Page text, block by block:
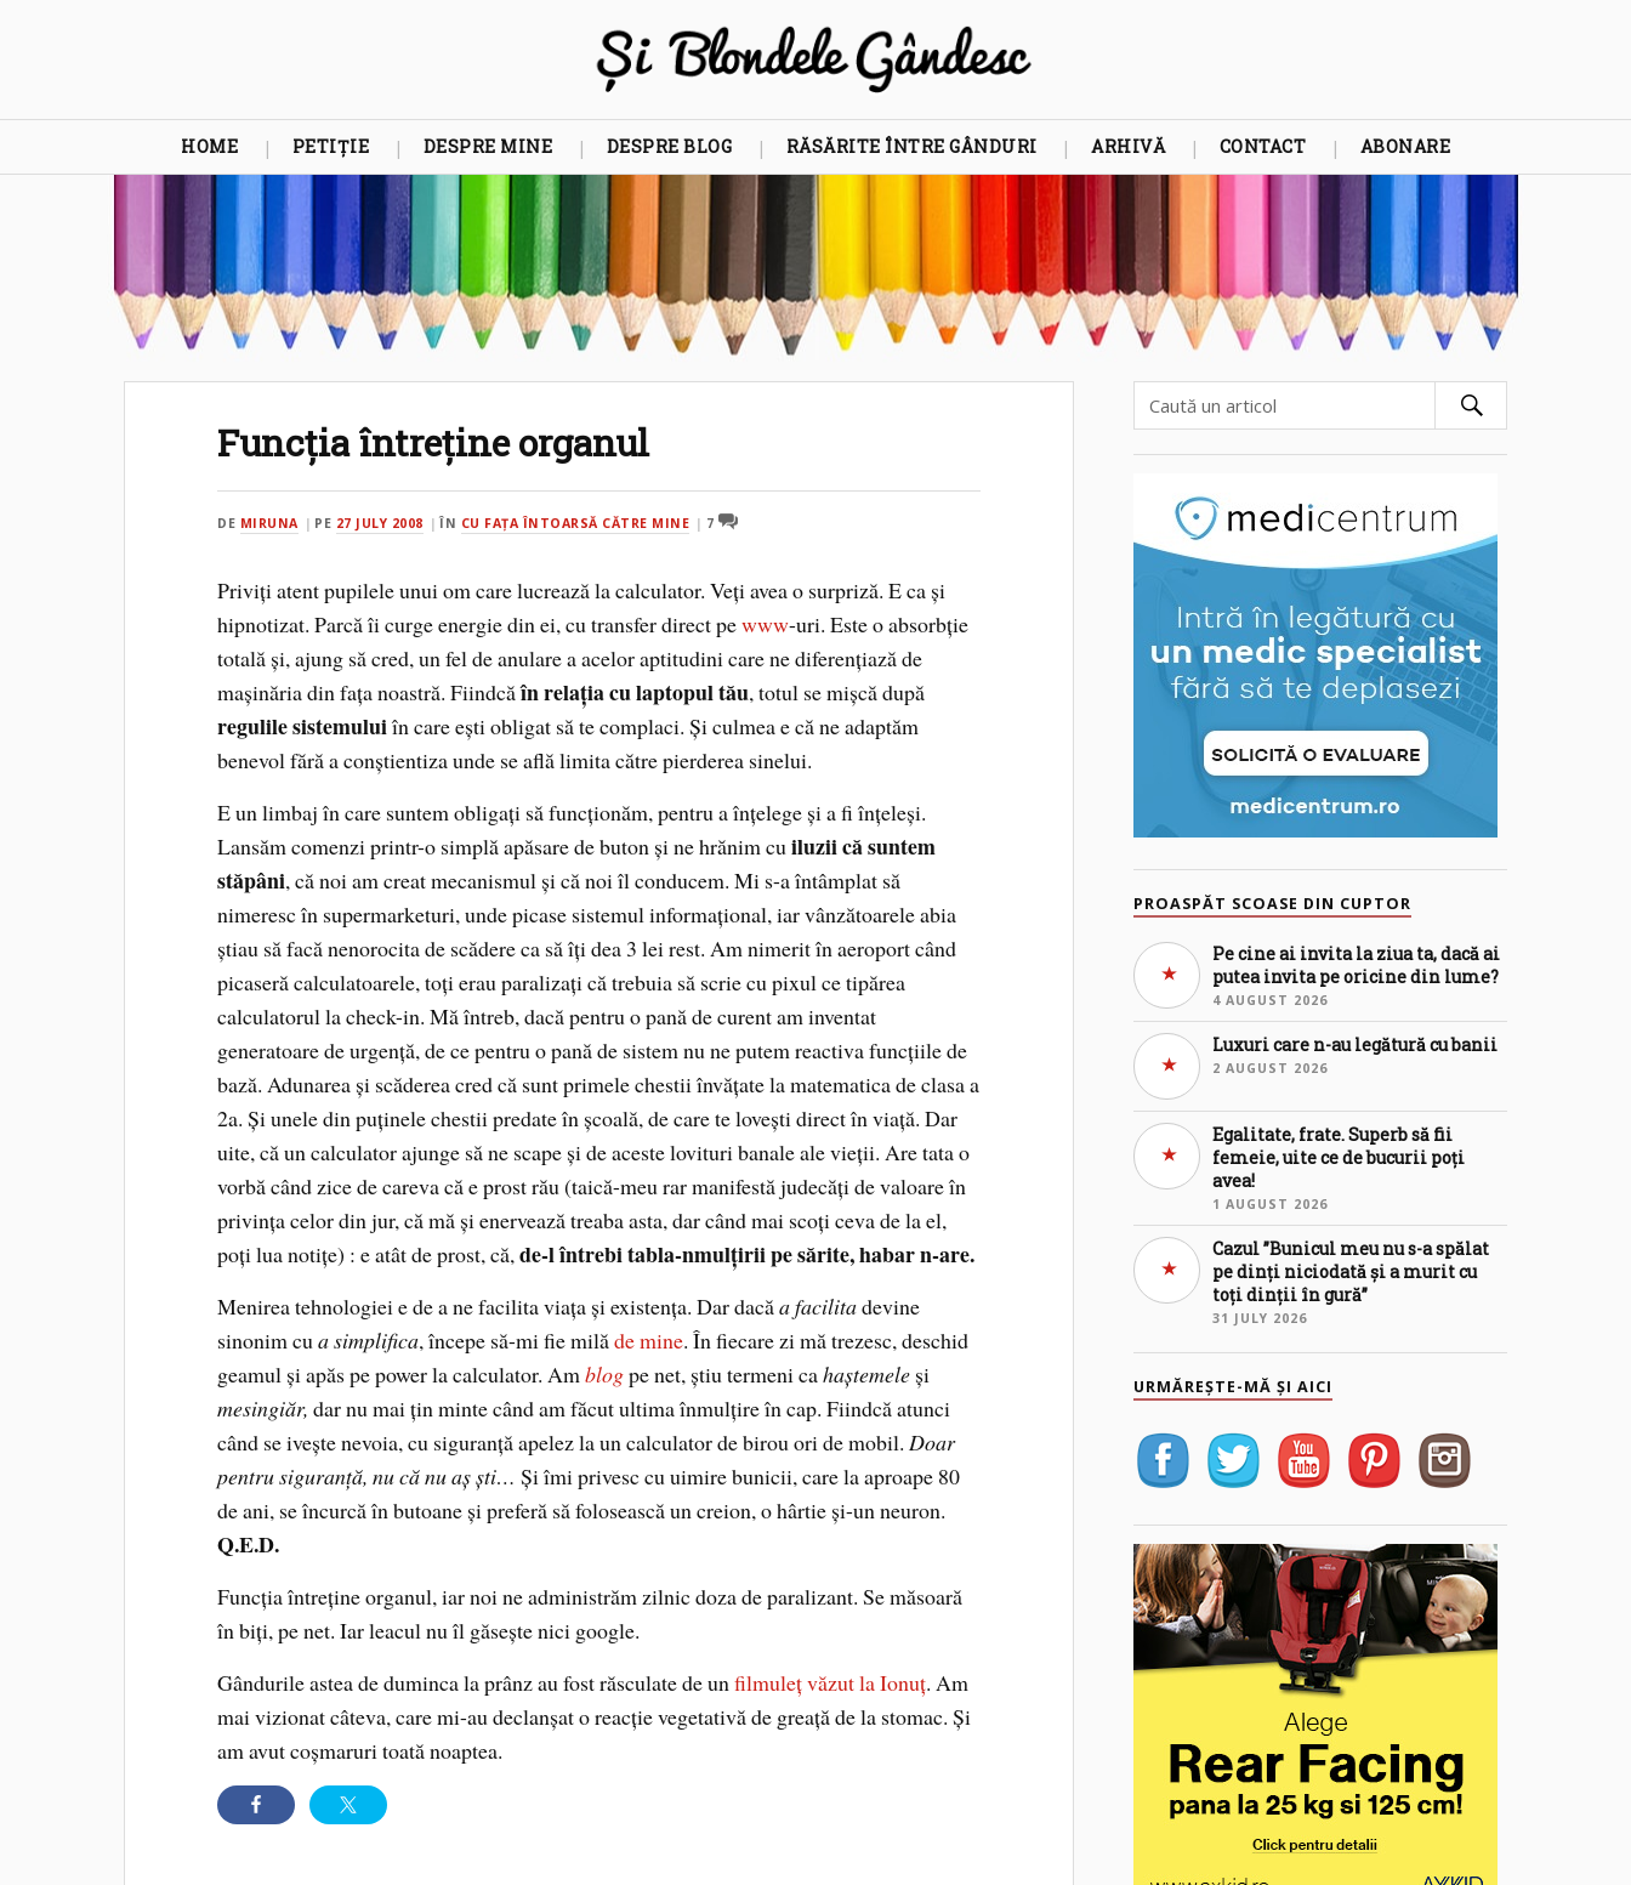
HOME PETIȚIE DESPRE MINE DESPRE BLOG RĂSĂRITE ÎNTRE GÂNDURI ARHIVĂ CONTACT ABONARE
Funcţia întreţine organul
DE MIRUNA PE 27 JULY 2008 ÎN CU FAŢA ÎNTOARSĂ CĂTRE MINE 7
Priviţi atent pupilele unui om care lucrează la calculator. Veţi avea o surpriză. E ca şi
hipnotizat. Parcă îi curge energie din ei, cu transfer direct pewww-uri. Este o absorbţie
totală şi, ajung să cred, un fel de anulare a acelor aptitudini care ne diferenţiază de
maşinăria din faţa noastră. Fiindcăîn relaţia cu laptopul tău, totul se mişcă după
regulile sistemuluiîn care eşti obligat să te complaci. Şi culmea e că ne adaptăm
benevol fără a conştientiza unde se află limita către pierderea sinelui.
E un limbaj în care suntem obligaţi să funcţionăm, pentru a înţelege şi a fi înţeleşi.
Lansăm comenzi printr-o simplă apăsare de buton şi ne hrănim cuiluzii că suntem
stăpâni, că noi am creat mecanismul şi că noi îl conducem. Mi s-a întâmplat să
nimeresc în supermarketuri, unde picase sistemul informaţional, iar vânzătoarele abia
ştiau să facă nenorocita de scădere ca să îţi dea 3 lei rest. Am nimerit în aeroport când
picaseră calculatoarele, toţi erau paralizaţi că trebuia să scrie cu pixul ce tipărea
calculatorul la check-in. Mă întreb, dacă pentru o pană de curent am inventat
generatoare de urgenţă, de ce pentru o pană de sistem nu ne putem reactiva funcţiile de
bază. Adunarea şi scăderea cred că sunt primele chestii învăţate la matematica de clasa a
2a. Şi unele din puţinele chestii predate în şcoală, de care te loveşti direct în viaţă. Dar
uite, că un calculator ajunge să ne scape şi de aceste lovituri banale ale vieţii. Are tata o
vorbă când zice de careva că e prost rău (taică-meu rar manifestă judecăţi de valoare în
privinţa celor din jur, că mă şi enervează treaba asta, dar când mai scoţi ceva de la el,
poţi lua notiţe) : e atât de prost, că, de-l întrebi tabla-nmulţirii pe sărite, habar n-are.
Menirea tehnologiei e de a ne facilita viaţa şi existenţa. Dar dacăa facilitadevine
sinonim cua simplifica, începe să-mi fie milăde mine. În fiecare zi mă trezesc, deschid
geamul şi apăs pe power la calculator. Amblogpe net, ştiu termeni cahaştemele şi
mesingiăr, dar nu mai ţin minte când am făcut ultima înmulţire în cap. Fiindcă atunci
când se iveşte nevoia, cu siguranţă apelez la un calculator de birou ori de mobil. Doar
pentru siguranţă, nu că nu aş şti…Şi îmi privesc cu uimire bunicii, care la aproape 80
de ani, se încurcă în butoane şi preferă să folosească un creion, o hârtie şi-un neuron.
Q.E.D.
Funcţia întreţine organul, iar noi ne administrăm zilnic doza de paralizant. Se măsoară
în biţi, pe net. Iar leacul nu îl găseşte nici google.
Gândurile astea de duminca la prânz au fost răsculate de unfilmuleţ văzut la Ionuţ. Am
mai vizionat câteva, care mi-au declanşat o reacţie vegetativă de greaţă de la stomac. Şi
am avut coşmaruri toată noaptea.
PROASPĂT SCOASE DIN CUPTOR
Pe cine ai invita la ziua ta, dacă ai
putea invita pe oricine din lume?
4 AUGUST 2026
Luxuri care n-au legătură cu banii
2 AUGUST 2026
Egalitate, frate. Superb să fii
femeie, uite ce de bucurii poți
avea!
1 AUGUST 2026
Cazul ”Bunicul meu nu s-a spălat
pe dinți niciodată și a murit cu
toți dinții în gură”
31 JULY 2026
URMĂREȘTE-MĂ ȘI AICI